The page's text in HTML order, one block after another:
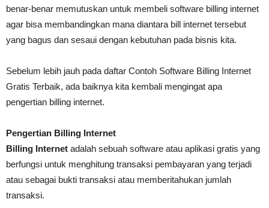
benar-benar memutuskan untuk membeli software billing internet
agar bisa membandingkan mana diantara bill internet tersebut
yang bagus dan sesaui dengan kebutuhan pada bisnis kita.
Sebelum lebih jauh pada daftar Contoh Software Billing Internet
Gratis Terbaik, ada baiknya kita kembali mengingat apa
pengertian billing internet.
Pengertian Billing Internet
Billing Internet adalah sebuah software atau aplikasi gratis yang
berfungsi untuk menghitung transaksi pembayaran yang terjadi
atau sebagai bukti transaksi atau memberitahukan jumlah
transaksi.